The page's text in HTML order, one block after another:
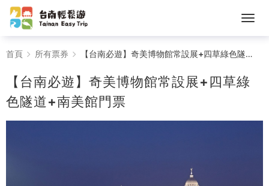
【台
南
必
遊】
首頁 所有票券 【台南必遊】奇美博物館常設展+四草綠色隧道+南美館門票
【台南必遊】奇美博物館常設展+四草綠
色隧道+南美館門票